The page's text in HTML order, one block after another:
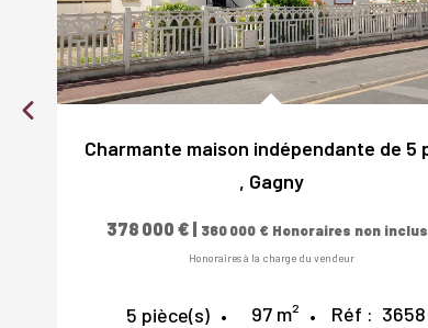
, Gagny
378 000 € | 360 000 € Honoraires non inclus
Honoraires à la charge du vendeur
5 pièce(s) 97 m² Réf : 3658